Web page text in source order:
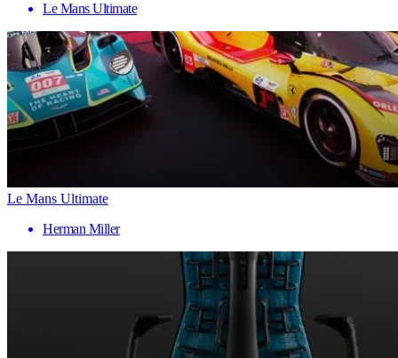
Le Mans Ultimate
Le Mans Ultimate
Herman Miller